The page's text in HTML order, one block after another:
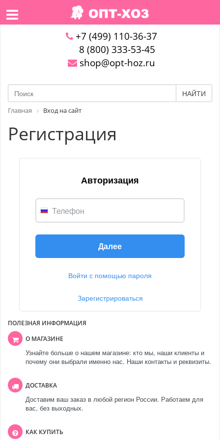
+7 (499) 110-36-37
8 (800) 333-53-45
shop@opt-hoz.ru
НАЙТИ
Главная Вход на сайт
Регистрация
Авторизация
Телефон
Далее
Войти с помощью пароля
Зарегистрироваться
ПОЛЕЗНАЯ ИНФОРМАЦИЯ
О МАГАЗИНЕ
Узнайте больше о нашем магазине: кто мы, наши клиенты и
почему они выбрали именно нас. Наши контакты и реквизиты.
ДОСТАВКА
Доставим ваш заказ в любой регион России. Работаем для
вас, без выходных.
КАК КУПИТЬ